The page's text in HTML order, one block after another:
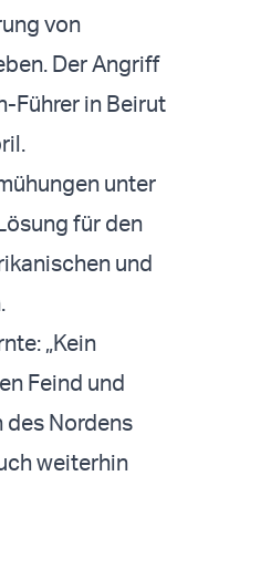
von
Der Angriff
Führer in Beirut
unter
für den
und
„Kein
Feind und
des Nordens
weiterhin